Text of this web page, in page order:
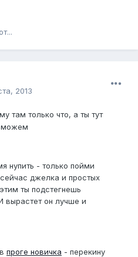
2013
там только что, а ты тут
нупить - только пойми
джелка и простых
ты подстегнешь
вырастет он лучше и
проге новичка - перекину